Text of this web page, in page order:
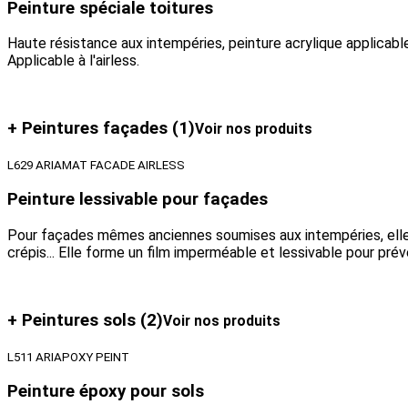
Peinture spéciale toitures
Haute résistance aux intempéries, peinture acrylique
Applicable à l'airless.
+ Peintures façades (1)Voir nos produits
L629 ARIAMAT FACADE AIRLESS
Peinture lessivable pour façades
Pour façades mêmes anciennes soumises aux intempéries,
crépis... Elle forme un film imperméable et lessivable pour
+ Peintures sols (2)Voir nos produits
L511 ARIAPOXY PEINT
Peinture époxy pour sols